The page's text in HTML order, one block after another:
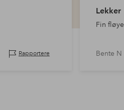
Rapportere
Lekker
Fin
Bente N